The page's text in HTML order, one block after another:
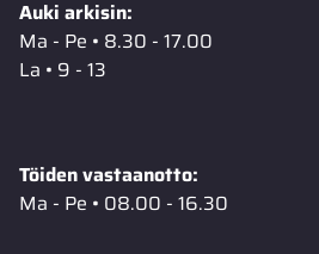
Auki arkisin:
Ma - Pe • 8.30 - 17.00
La • 9 - 13
Töiden vastaanotto:
Ma - Pe • 08.00 - 16.30